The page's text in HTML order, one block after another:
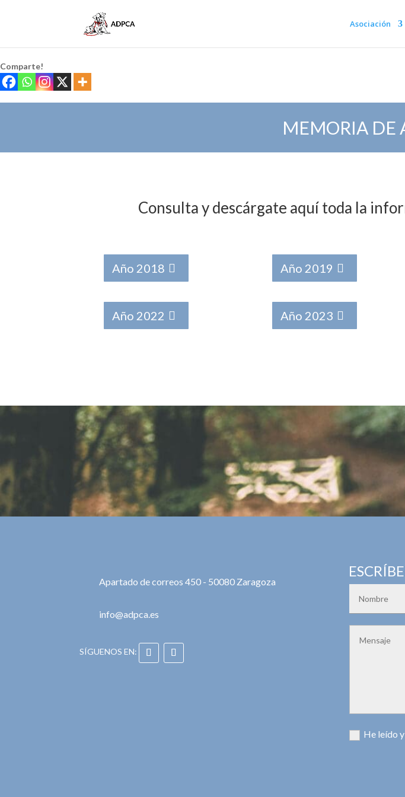
Asociación
Comparte!
MEMORIA DE
Consulta y descárgate aquí toda la
Año 2018
Año 2022
Año 2019
Año 2023
Apartado de correos 450 - 50080 Zaragoza
info@adpca.es
He leído